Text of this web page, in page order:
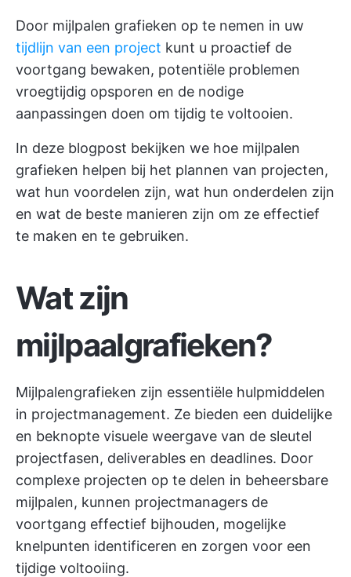
Door mijlpalen grafieken op te nemen in uw
tijdlijn van een project kunt u proactief de
voortgang bewaken, potentiële problemen
vroegtijdig opsporen en de nodige
aanpassingen doen om tijdig te voltooien.
In deze blogpost bekijken we hoe mijlpalen
grafieken helpen bij het plannen van projecten,
wat hun voordelen zijn, wat hun onderdelen zijn
en wat de beste manieren zijn om ze effectief
te maken en te gebruiken.
Wat zijn
mijlpaalgrafieken?
Mijlpalengrafieken zijn essentiële hulpmiddelen
in projectmanagement. Ze bieden een duidelijke
en beknopte visuele weergave van de sleutel
projectfasen, deliverables en deadlines. Door
complexe projecten op te delen in beheersbare
mijlpalen, kunnen projectmanagers de
voortgang effectief bijhouden, mogelijke
knelpunten identificeren en zorgen voor een
tijdige voltooiing.